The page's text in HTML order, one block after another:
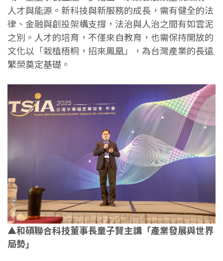
人才與能源。新科技與新服務的成長，需有健全的法
律、金融與創投架構支撐，法治與人治之間有如雲泥
之別。人才的培育，不僅來自教育，也需保持開放的
文化以「栽植梧桐，招來鳳凰」，為台灣產業的長遠
繁榮奠定基礎。
▲和碩聯合科技董事長童子賢主講「產業發展與世界
局勢」